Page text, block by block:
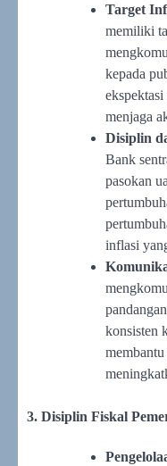
Target
memiliki
kepada
menjaga
Disiplin
Bank
pasokan
inflasi
konsisten
3. Disiplin Fiskal